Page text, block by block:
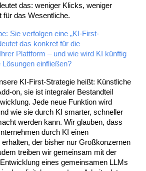
das: weniger Klicks, weniger
für das Wesentliche.
Sie verfolgen eine „KI-First-
das konkret für die
Plattform – und wie wird KI künftig
einfließen?
KI-First-Strategie heißt: Künstliche
on, sie ist integraler Bestandteil
Jede neue Funktion wird
wie sie durch KI smarter, schneller
werden kann. Wir glauben, dass
durch KI einen
der bisher nur Großkonzernen
treiben wir gemeinsam mit der
eines gemeinsamen LLMs